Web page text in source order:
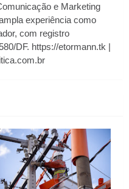
e Marketing
experiência como
com registro
DF. https://etormann.tk |